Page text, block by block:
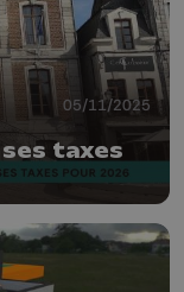
05/11/2025
taxes